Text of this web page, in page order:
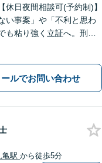
休日夜間相談可(予約制)】
い事案」や「不利と思わ
も粘り強く立証へ。刑事
説明とヒアリングで、問
します。
ールでお問い合わせ
亀駅 から徒歩5分